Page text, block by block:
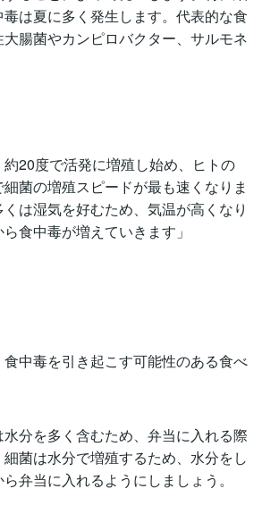
は夏に多く発生します。代表的な食
腸菌やカンピロバクター、サルモネ
20度で活発に増殖し始め、ヒトの
菌の増殖スピードが最も速くなりま
は湿気を好むため、気温が高くなり
食中毒が増えていきます」
中毒を引き起こす可能性のある食べ
分を多く含むため、弁当に入れる際
菌は水分で増殖するため、水分をし
弁当に入れるようにしましょう。